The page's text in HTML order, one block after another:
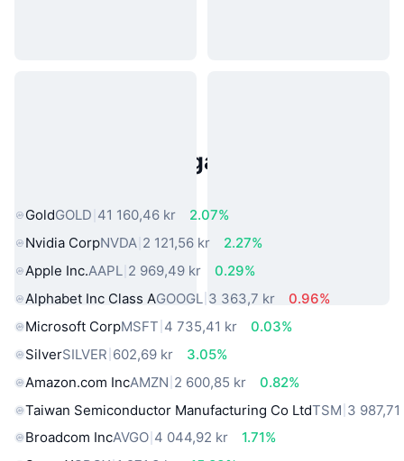
Populära tillgångar från den
GoldGOLD 41 160,46 kr
2.07%
Nvidia CorpNVDA 2 121,56 kr
2.27%
Apple Inc.AAPL 2 969,49 kr
0.29%
Alphabet Inc Class AGOOGL 3 363,7 kr
0.96%
Microsoft CorpMSFT 4 735,41 kr
0.03%
SilverSILVER 602,69 kr
3.05%
Amazon.com IncAMZN 2 600,85 kr
0.82%
Taiwan Semiconductor Manufacturing Co LtdTSM 3
Broadcom IncAVGO 4 044,92 kr
1.71%